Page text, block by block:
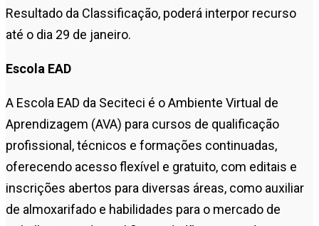
Resultado da Classificação, poderá interpor recurso
até o dia 29 de janeiro.
Escola EAD
A Escola EAD da Seciteci é o Ambiente Virtual de
Aprendizagem (AVA) para cursos de qualificação
profissional, técnicos e formações continuadas,
oferecendo acesso flexível e gratuito, com editais e
inscrições abertos para diversas áreas, como auxiliar
de almoxarifado e habilidades para o mercado de